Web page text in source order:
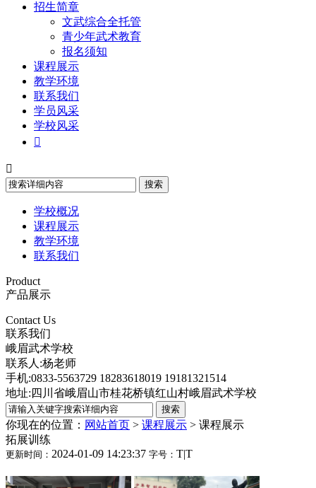
招生简章
文武综合全托管
青少年武术教育
报名须知
课程展示
教学环境
联系我们
学员风采
学校风采


学校概况
课程展示
教学环境
联系我们
Product
产品展示
Contact Us
联系我们
峨眉武术学校
联系人:杨老师
手机:0833-5563729 18283618019 19181321514
地址:四川省峨眉山市桂花桥镇红山村峨眉武术学校
你现在的位置： 网站首页 > 课程展示 > 课程展示
拓展训练
更新时间： 2024-01-09 14:23:37 字号： T|T